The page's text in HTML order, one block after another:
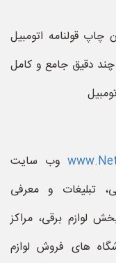
چاپ قولنامه اتومبیل
چند دقیق جامع و کامل
وب سایت
تبلیغات و معرفی
لوازم برقی، مراکز
های فروش لوازم